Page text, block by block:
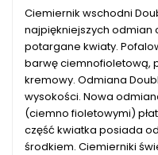
Ciemiernik wschodni
najpiękniejszych odmian
potargane kwiaty.
barwę ciemnofioletową,
kremowy. Odmiana
wysokości. Nowa
(ciemno fioletowymi)
część kwiatka posiada
środkiem. Ciemierniki